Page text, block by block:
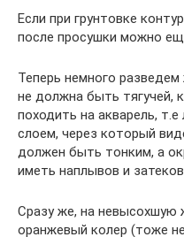
Если при грунтовке
после просушки можно
Теперь немного
не должна быть тягучей,
походить на акварель,
слоем, через который
должен быть тонким, а
иметь наплывов и затеков.
Сразу же, на невысохшую
оранжевый колер (тоже